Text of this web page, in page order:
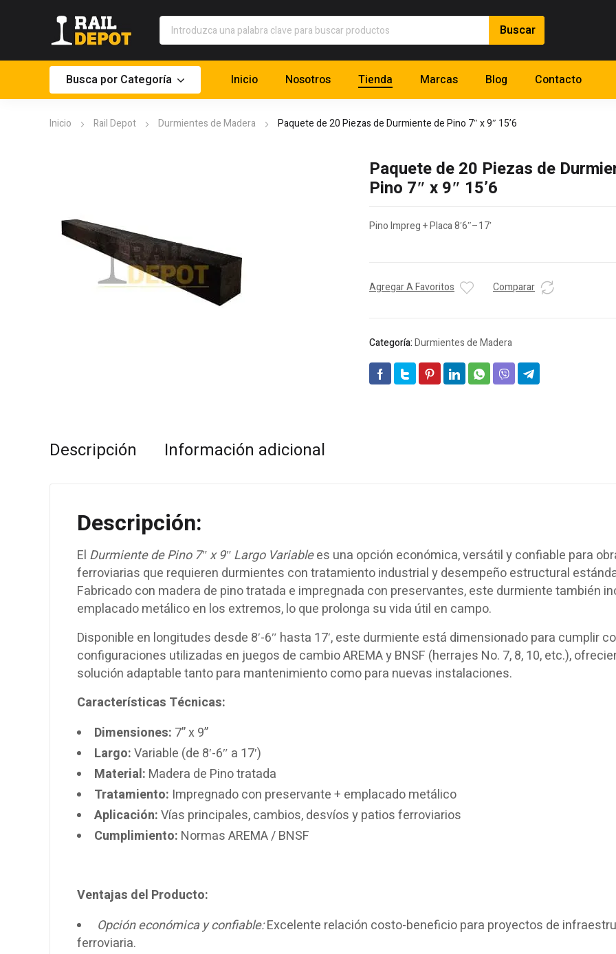
Busca por Categoría Inicio Nosotros Tienda Marcas Blog Contacto
Inicio Rail Depot Durmientes de Madera Paquete de 20 Piezas de Durmiente de Pino 7″ x 9″ 15’6
Paquete de 20 Piezas de
Pino 7″ x 9″ 15’6
Pino Impreg + Placa 8′6″–17′
Agregar A Favoritos Comparar
Categoría:Durmientes de Madera
Descripción Información adicional
Descripción:
El Durmiente de Pino 7″ x 9″ Largo Variablees una opción económica, versátil y confiable para
ferroviarias que requieren durmientes con tratamiento industrial y desempeño estructural
Fabricado con madera de pino tratada e impregnada con preservantes, este durmiente también
emplacado metálico en los extremos, lo que prolonga su vida útil en campo.
Disponible en longitudes desde 8′-6″ hasta 17′, este durmiente está dimensionado para cumplir
configuraciones utilizadas en juegos de cambio AREMA y BNSF (herrajes No. 7, 8, 10, etc.),
solución adaptable tanto para mantenimiento como para nuevas instalaciones.
Características Técnicas:
Dimensiones: 7” x 9”
Largo:Variable (de 8′-6″ a 17′)
Material: Madera de Pino tratada
Tratamiento: Impregnado con preservante + emplacado metálico
Aplicación:Vías principales, cambios, desvíos y patios ferroviarios
Cumplimiento: Normas AREMA / BNSF
Ventajas del Producto:
Opción económica y confiable:Excelente relación costo-beneficio para proyectos de
ferroviaria.